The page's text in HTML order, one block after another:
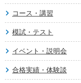
コース・講習
模試・テスト
イベント・説明会
合格実績・体験談